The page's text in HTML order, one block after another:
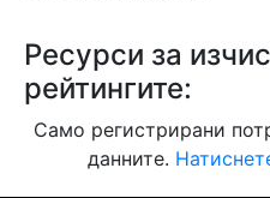
Ресурси за
рейтингите:
Само регистрирани
данните.